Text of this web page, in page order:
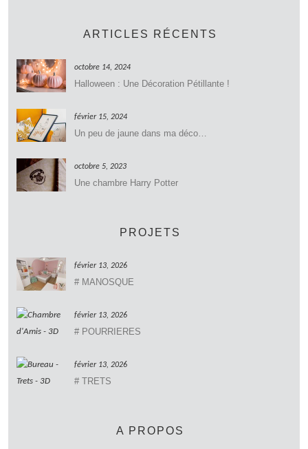
ARTICLES RÉCENTS
octobre 14, 2024
Halloween : Une Décoration Pétillante !
février 15, 2024
Un peu de jaune dans ma déco…
octobre 5, 2023
Une chambre Harry Potter
PROJETS
février 13, 2026
# MANOSQUE
février 13, 2026
# POURRIERES
février 13, 2026
# TRETS
A PROPOS